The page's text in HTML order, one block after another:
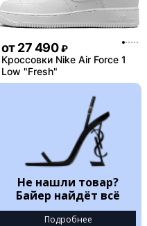
от27 490 ₽
Кроссовки Nike Air Force 1
Low "Fresh"
Не нашли товар?
Байер найдёт всё
Подробнее